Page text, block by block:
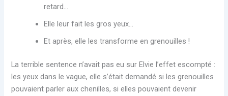
retard…
Elle leur fait les gros yeux…
Et après, elle les transforme en grenouilles !
La terrible sentence n’avait pas eu sur Elvie l’effet escompté :
les yeux dans le vague, elle s’était demandé si les grenouilles
pouvaient parler aux chenilles, si elles pouvaient devenir